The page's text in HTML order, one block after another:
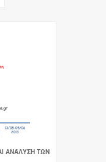
ΑΝΆΛΥΣΗ ΤΩΝ